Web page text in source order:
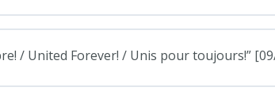
/ United Forever! / Unis pour toujours!”